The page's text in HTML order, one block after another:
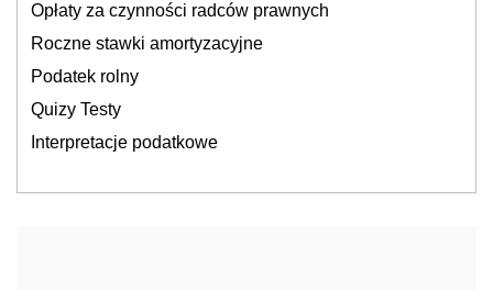
Opłaty za czynności radców prawnych
Roczne stawki amortyzacyjne
Podatek rolny
Quizy Testy
Interpretacje podatkowe